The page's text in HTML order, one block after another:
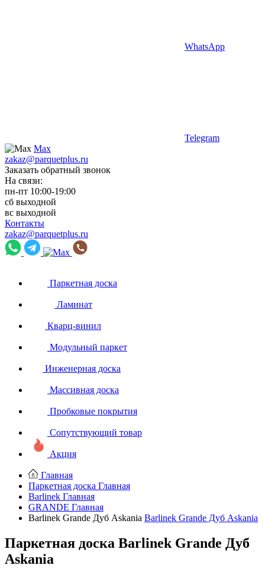
WhatsApp
Telegram
Max
zakaz@parquetplus.ru
Заказать обратный звонок
На связи:
пн-пт 10:00-19:00
сб выходной
вс выходной
Контакты
zakaz@parquetplus.ru
Паркетная доска
Ламинат
Кварц-винил
Модульный паркет
Инженерная доска
Массивная доска
Пробковые покрытия
Сопутствующий товар
Акция
Главная
Паркетная доска Главная
Barlinek Главная
GRANDE Главная
Barlinek Grande Дуб Askania Barlinek Grande Дуб Askania
Паркетная доска Barlinek Grande Дуб
Askania